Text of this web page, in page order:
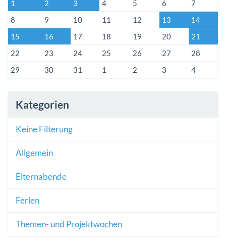
1
2 3 4 5 6
7
8
9 10 11 12 13
14
15
16 17 18 19 20
21
22
23 24 25 26 27
28
29
30 31 1 2 3 4
Kategorien
Keine Filterung
Allgemein
Elternabende
Ferien
Themen- und Projektwochen